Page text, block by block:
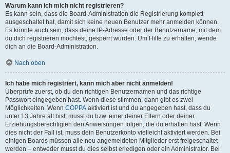
Warum kann ich mich nicht registrieren?
Es kann sein, dass die Board-Administration die Registrierung komplett
ausgeschaltet hat, damit sich keine neuen Benutzer mehr anmelden können.
Es könnte auch sein, dass deine IP-Adresse oder der Benutzername, mit dem
du dich registrieren möchtest, gesperrt wurden. Um Hilfe zu erhalten, wende
dich an die Board-Administration.
Nach oben
Ich habe mich registriert, kann mich aber nicht anmelden!
Überprüfe zuerst, ob du den richtigen Benutzernamen und das richtige
Passwort eingegeben hast. Wenn diese stimmen, dann gibt es zwei
Möglichkeiten. Wenn COPPA aktiviert ist und du angegeben hast, dass du
unter 13 Jahre alt bist, musst du bzw. einer deiner Eltern oder deiner
Erziehungsberechtigten den Anweisungen folgen, die du erhalten hast. Wenn
dies nicht der Fall ist, muss dein Benutzerkonto vielleicht aktiviert werden. Bei
einigen Boards müssen alle neu angemeldeten Mitglieder erst freigeschaltet
werden – entweder musst du dies selbst erledigen oder ein Administrator. Bei